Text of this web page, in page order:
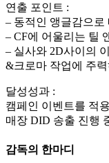
연출 포인트 :
– 동적인 앵글감으
– CF에 어울리는 틸
– 실사와 2D사이의
&크로마 작업에 주
달성성과 :
캠페인 이벤트를 적
매장 DID 송출 진행
감독의 한마디